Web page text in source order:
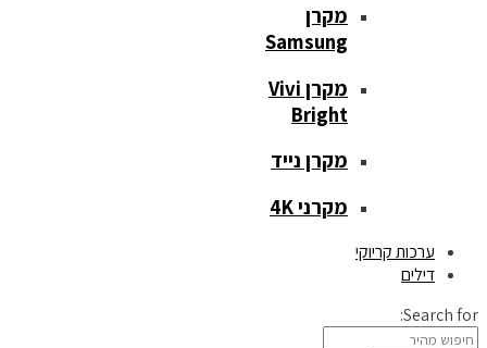
מקרן
Samsung
מקרן Vivi
Bright
מקרן נייד
מקרני 4K
ערכות קריוקי
דילים
Search for: